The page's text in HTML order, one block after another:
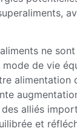
ne
mode de vie
alimentation
alliés
et